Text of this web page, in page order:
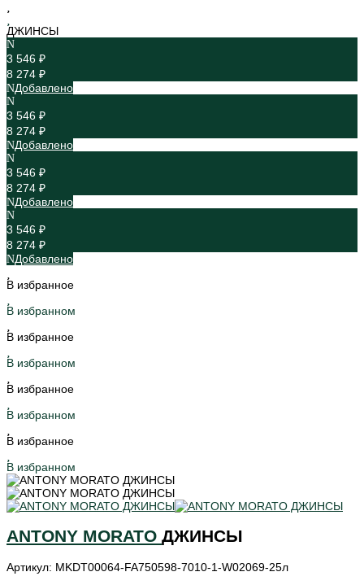
ДЖИНСЫ
3 546 ₽
8 274 ₽
Добавлено
3 546 ₽
8 274 ₽
Добавлено
3 546 ₽
8 274 ₽
Добавлено
3 546 ₽
8 274 ₽
Добавлено
В избранное
В избранном
В избранное
В избранном
В избранное
В избранном
В избранное
В избранном
ANTONY MORATO ДЖИНСЫ
Артикул: MKDT00064-FA750598-7010-1-W02069-25л